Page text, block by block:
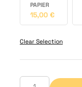
PAPIER
15,00 €
Clear Selection